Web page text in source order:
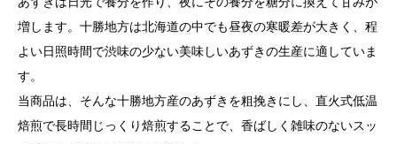
増します。十勝地方は北海道の中でも昼夜の寒暖差が大きく、程
よい日照時間で渋味の少ない美味しいあずきの生産に適していま
す。
当商品は、そんな十勝地方産のあずきを粗挽きにし、直火式低温
焙煎で長時間じっくり焙煎することで、香ばしく雑味のないスッ